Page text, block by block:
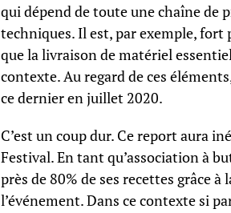
qui dépend de toute une chaîne de
techniques. Il est, par exemple, fort
que la livraison de matériel
contexte. Au regard de ces
ce dernier en juillet 2020.
C’est un coup dur. Ce report aura
Festival. En tant qu’association à
près de 80% de ses recettes grâce
l’événement. Dans ce contexte si